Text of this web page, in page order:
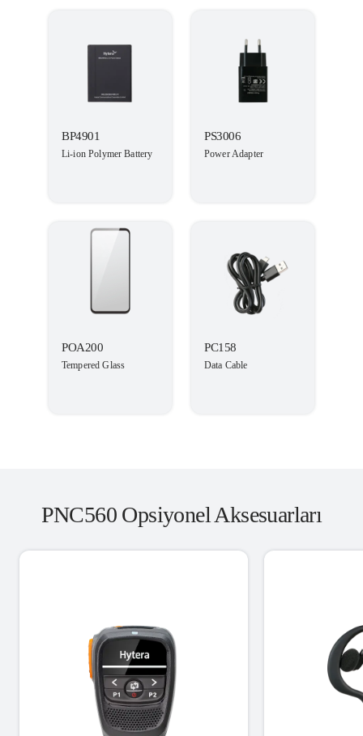
BP4901
Li-ion Polymer Battery
PS3006
Power Adapter
POA200
Tempered Glass
PC158
Data Cable
PNC560 Opsiyonel Aksesuarları